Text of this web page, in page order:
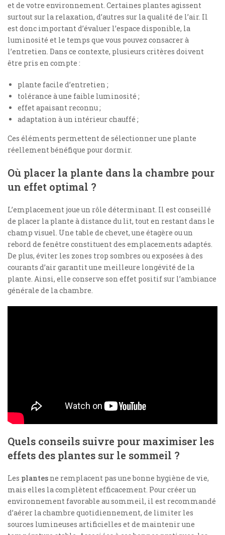
et de votre environnement. Certaines plantes agissent
surtout sur la relaxation, d’autres sur la qualité de l’air. Il
est donc important d’évaluer l’espace disponible, la
luminosité et le temps que vous pouvez consacrer à
l’entretien. Dans ce contexte, plusieurs critères doivent
être pris en compte :
plante facile d’entretien ;
tolérance à une faible luminosité ;
effet apaisant reconnu ;
adaptation à un intérieur chauffé ;
Ces éléments permettent de sélectionner une plante
réellement bénéfique pour dormir.
Où placer la plante dans la chambre pour
un effet optimal ?
L’emplacement joue un rôle déterminant. Il est conseillé
de placer la plante à distance du lit, tout en restant dans le
champ visuel. Une table de chevet, une étagère ou un
rebord de fenêtre constituent des emplacements adaptés.
De plus, éviter les zones trop sombres ou exposées à des
courants d’air garantit une meilleure longévité de la
plante. Ainsi, elle conserve son effet positif sur l’ambiance
générale de la chambre.
Quels conseils suivre pour maximiser les
effets des plantes sur le sommeil ?
Les plantes ne remplacent pas une bonne hygiène de vie,
mais elles la complètent efficacement. Pour créer un
environnement favorable au sommeil, il est recommandé
d’aérer la chambre quotidiennement, de limiter les
sources lumineuses artificielles et de maintenir une